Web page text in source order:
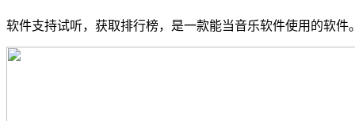
软件支持试听，获取排行榜，是一款能当音乐软件使用的软件